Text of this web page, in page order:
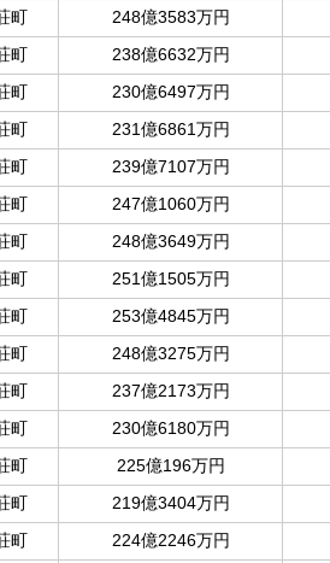
町 248億3583万円
町 238億6632万円
町 230億6497万円
町 231億6861万円
町 239億7107万円
町 247億1060万円
町 248億3649万円
町 251億1505万円
町 253億4845万円
町 248億3275万円
町 237億2173万円
町 230億6180万円
町 225億196万円
町 219億3404万円
町 224億2246万円